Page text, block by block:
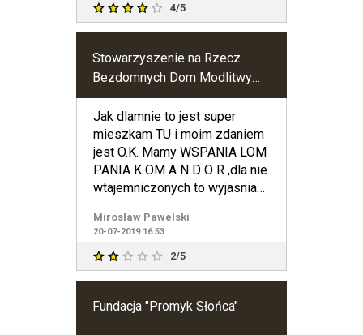
4/5
Stowarzyszenie na Rzecz
Bezdomnych Dom Modlitwy
"Agape" w Borowym Młynie
Jak dlamnie to jest super
mieszkam TU i moim zdaniem
jest O.K. Mamy WSPANIA LOM
PANIA K OM A N D O R ,dla nie
wtajemniczonych to wyjasniam
Mirosław Pawelski
20-07-2019 16:53
2/5
Fundacja "Promyk Słońca"